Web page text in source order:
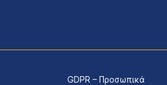
GDPR – Προσωπικά